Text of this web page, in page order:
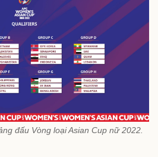
đấu Vòng loại Asian Cup nữ 2022.